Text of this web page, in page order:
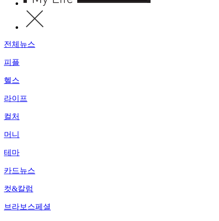
전체뉴스
피플
헬스
라이프
컬처
머니
테마
카드뉴스
컷&칼럼
브라보스페셜